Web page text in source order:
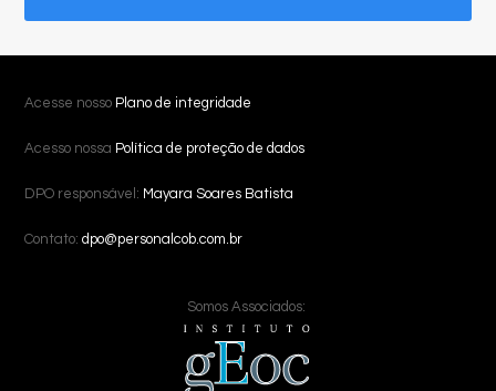
Acesse nosso Plano de integridade
Acesso nossa Política de proteção de dados
DPO responsável: Mayara Soares Batista
Contato:dpo@personalcob.com.br
Somos Associados: